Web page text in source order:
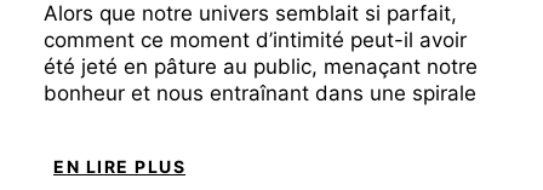
Alors que notre univers semblait si parfait,
comment ce moment d’intimité peut-il avoir
été jeté en pâture au public, menaçant notre
bonheur et nous entraînant dans une spirale
EN LIRE PLUS